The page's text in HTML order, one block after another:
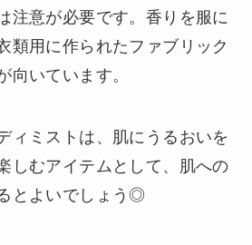
注意が必要です。香りを服に
類用に作られたファブリック
向いています。
ィミストは、肌にうるおいを
しむアイテムとして、肌への
とよいでしょう◎